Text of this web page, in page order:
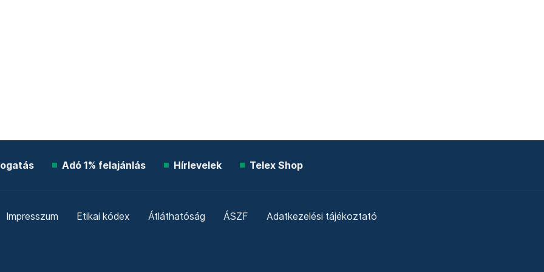
Adó 1% felajánlás Hírlevelek Telex Shop
Impresszum Etikai kódex Átláthatóság ÁSZF Adatkezelési tájékoztató